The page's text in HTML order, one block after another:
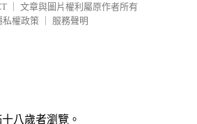
文章與圖片權利屬原作者所有
私權政策
服務聲明
八歲者瀏覽。